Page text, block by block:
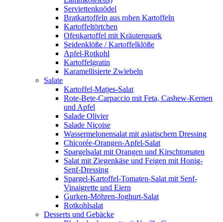
Serviettenknödel
Bratkartoffeln aus rohen Kartoffeln
Kartoffeltörtchen
Ofenkartoffel mit Kräuterquark
Seidenklöße / Kartoffelklöße
Apfel-Rotkohl
Kartoffelgratin
Karamellisierte Zwiebeln
Salate
Kartoffel-Matjes-Salat
Rote-Bete-Carpaccio mit Feta, Cashew-Kernen
und Apfel
Salade Olivier
Salade Niçoise
Wassermelonensalat mit asiatischem Dressing
Chicorée-Orangen-Apfel-Salat
Spargelsalat mit Orangen und Kirschtomaten
Salat mit Ziegenkäse und Feigen mit Honig-
Senf-Dressing
Spargel-Kartoffel-Tomaten-Salat mit Senf-
Vinaigrette und Eiern
Gurken-Möhren-Joghurt-Salat
Rotkohlsalat
Desserts und Gebäcke